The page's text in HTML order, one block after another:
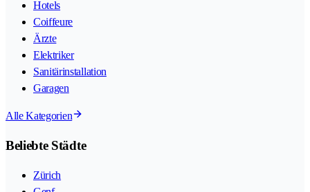
Hotels
Coiffeure
Ärzte
Elektriker
Sanitärinstallation
Garagen
Alle Kategorien
Beliebte Städte
Zürich